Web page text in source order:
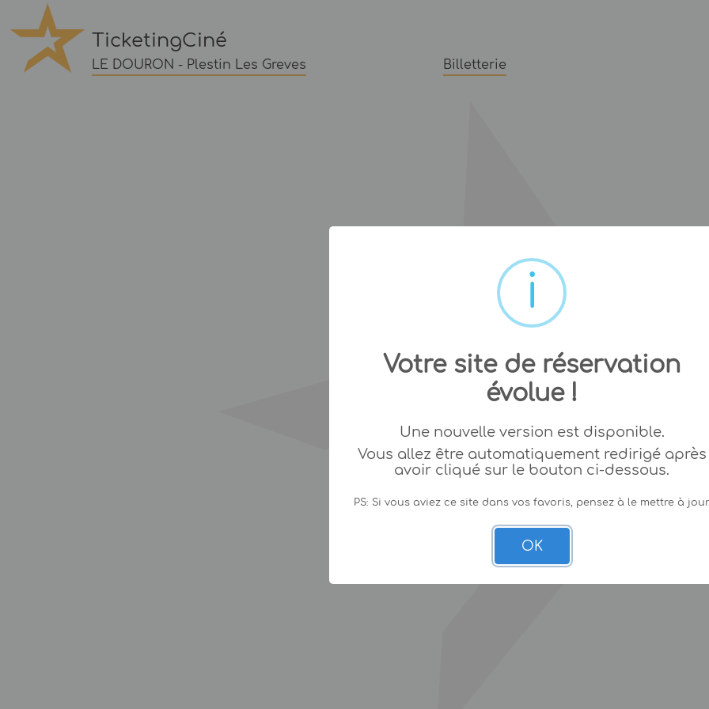
TicketingCiné
LE DOURON - Plestin Les Greves Billetterie
Votre site de réservation
évolue !
Une nouvelle version est disponible.
Vous allez être automatiquement redirigé après
avoir cliqué sur le bouton ci-dessous.
PS: Si vous aviez ce site dans vos favoris, pensez à le mettre à
OK